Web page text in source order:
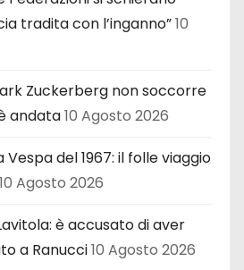
tradita con l’inganno”10
Zuckerberg non soccorre
andata10 Agosto 2026
Vespa del 1967: il folle viaggio
10 Agosto 2026
è accusato di aver
a Ranucci10 Agosto 2026